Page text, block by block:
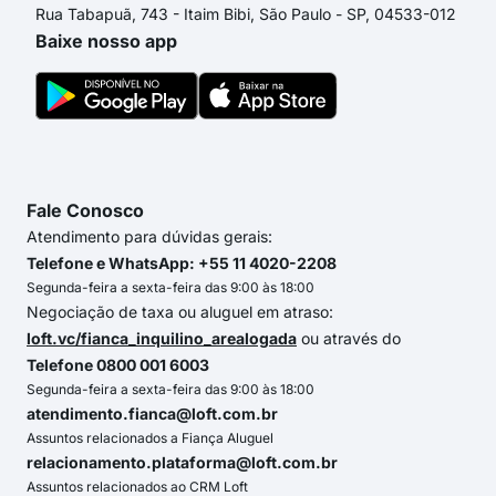
Rua Tabapuã, 743 - Itaim Bibi, São Paulo - SP, 04533-012
Baixe nosso app
Fale Conosco
Atendimento para dúvidas gerais:
Telefone e WhatsApp: +55 11 4020-2208
Segunda-feira a sexta-feira das 9:00 às 18:00
Negociação de taxa ou aluguel em atraso:
loft.vc/fianca_inquilino_arealogada ou através do
Telefone 0800 001 6003
Segunda-feira a sexta-feira das 9:00 às 18:00
atendimento.fianca@loft.com.br
Assuntos relacionados a Fiança Aluguel
relacionamento.plataforma@loft.com.br
Assuntos relacionados ao CRM Loft